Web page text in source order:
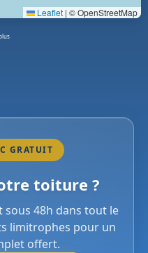
Leaflet | © OpenStreetMap
GRATUIT
toiture ?
48h dans tout le
limitrophes pour un
offert.